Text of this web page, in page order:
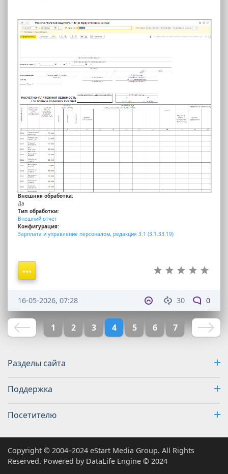
Внешняя обработка:
Да
Тип обработки:
Внешний отчет
Конфигурация:
Зарплата и управление персоналом, редакция 3.1 (3.1.33.19)
30 0
16-05-2026, 07:28
1 2 3 4 5 6 7
Разделы сайта
Поддержка
Посетителю
Copyright © 2004–2024 eStart Media Group. All Rights
Reserved. Powered by DataLife Engine © 2024